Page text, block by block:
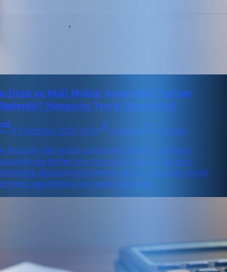
e-İmza ve Mali Mühür Arasındaki Farklar
Nelerdir? Hangisini Tercih Etmeliyim?
13 Temmuz 2026 14:29 Enabase
0 yorum
e-İmza ve mali mühür arasındaki farkları, kullanım
alanlarını ve kimler için zorunlu olduğunu öğrenin.
Şirketiniz veya bireysel işlemleriniz için hangisini tercih
etmeniz gerektiğini net şekilde keşfedin.